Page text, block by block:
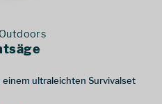
ultraleichten Survivalset